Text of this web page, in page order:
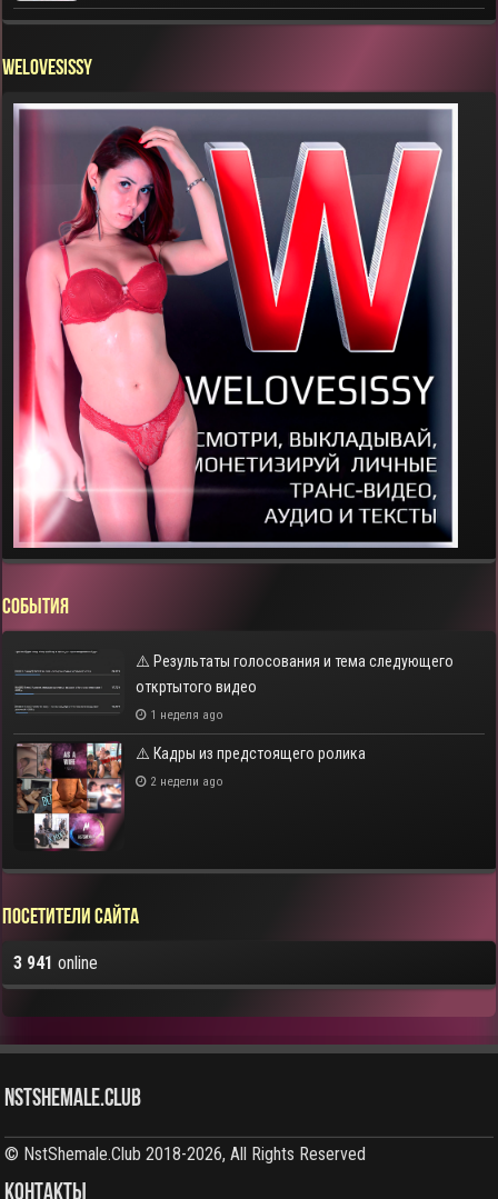
WELOVESISSY
СОБЫТИЯ
⚠️ Результаты голосования и тема следующего
откртытого видео
1 неделя ago
⚠️ Кадры из предстоящего ролика
2 недели ago
Посетители сайта
3 941 online
NstShemale.Club
© NstShemale.Club 2018-2026, All Rights Reserved
КОНТАКТЫ